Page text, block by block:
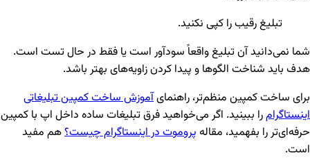
تبلیغ رقیب را کپی نکنید.
شما نمی‌دانید آن تبلیغ واقعاً سودآور است یا فقط در حال تست است.
هدف باید شناخت الگوها و پیدا کردن زاویه‌های بهتر باشد.
برای ساخت کمپین منظم‌تر، راهنمایآموزش ساخت کمپین تبلیغاتی
اینستاگرامرا ببینید. اگر می‌خواهید فرق تبلیغات ساده داخل اپ با کمپین
حرفه‌ای‌تر را بفهمید، مقاله پروموت در اینستاگرام چیست؟هم مفید
است.